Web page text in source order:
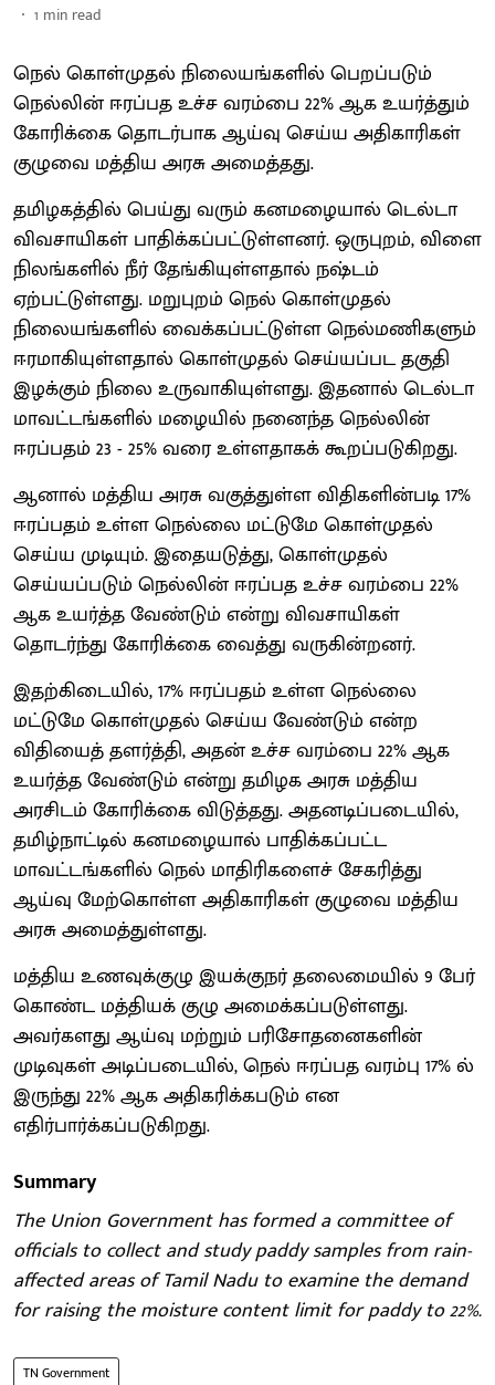
1 min read
நெல் கொள்முதல் நிலையங்களில் பெறப்படும்
நெல்லின் ஈரப்பத உச்ச வரம்பை 22% ஆக உயர்த்தும்
கோரிக்கை தொடர்பாக ஆய்வு செய்ய அதிகாரிகள்
குழுவை மத்திய அரசு அமைத்தது.
தமிழகத்தில் பெய்து வரும் கனமழையால் டெல்டா
விவசாயிகள் பாதிக்கப்பட்டுள்ளனர். ஒருபுறம், விளை
நிலங்களில் நீர் தேங்கியுள்ளதால் நஷ்டம்
ஏற்பட்டுள்ளது. மறுபுறம் நெல் கொள்முதல்
நிலையங்களில் வைக்கப்பட்டுள்ள நெல்மணிகளும்
ஈரமாகியுள்ளதால் கொள்முதல் செய்யப்பட தகுதி
இழக்கும் நிலை உருவாகியுள்ளது. இதனால் டெல்டா
மாவட்டங்களில் மழையில் நனைந்த நெல்லின்
ஈரப்பதம் 23 - 25% வரை உள்ளதாகக் கூறப்படுகிறது.
ஆனால் மத்திய அரசு வகுத்துள்ள விதிகளின்படி 17%
ஈரப்பதம் உள்ள நெல்லை மட்டுமே கொள்முதல்
செய்ய முடியும். இதையடுத்து, கொள்முதல்
செய்யப்படும் நெல்லின் ஈரப்பத உச்ச வரம்பை 22%
ஆக உயர்த்த வேண்டும் என்று விவசாயிகள்
தொடர்ந்து கோரிக்கை வைத்து வருகின்றனர்.
இதற்கிடையில், 17% ஈரப்பதம் உள்ள நெல்லை
மட்டுமே கொள்முதல் செய்ய வேண்டும் என்ற
விதியைத் தளர்த்தி, அதன் உச்ச வரம்பை 22% ஆக
உயர்த்த வேண்டும் என்று தமிழக அரசு மத்திய
அரசிடம் கோரிக்கை விடுத்தது. அதனடிப்படையில்,
தமிழ்நாட்டில் கனமழையால் பாதிக்கப்பட்ட
மாவட்டங்களில் நெல் மாதிரிகளைச் சேகரித்து
ஆய்வு மேற்கொள்ள அதிகாரிகள் குழுவை மத்திய
அரசு அமைத்துள்ளது.
மத்திய உணவுக்குழு இயக்குநர் தலைமையில் 9 பேர்
கொண்ட மத்தியக் குழு அமைக்கப்படுள்ளது.
அவர்களது ஆய்வு மற்றும் பரிசோதனைகளின்
முடிவுகள் அடிப்படையில், நெல் ஈரப்பத வரம்பு 17% ல்
இருந்து 22% ஆக அதிகரிக்கபடும் என
எதிர்பார்க்கப்படுகிறது.
Summary
The Union Government has formed a committee of
officials to collect and study paddy samples from rain-
affected areas of Tamil Nadu to examine the demand
for raising the moisture content limit for paddy to 22%.
TN Government